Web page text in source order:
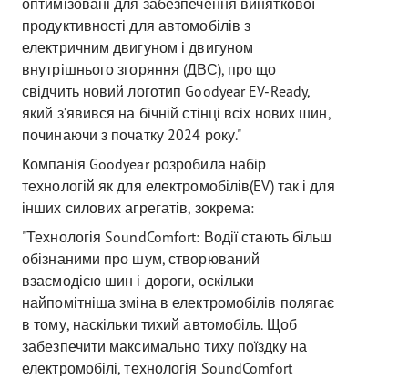
продуктивності для автомобілів з
електричним двигуном і двигуном
внутрішнього згоряння (ДВС), про що
свідчить новий логотип Goodyear EV-Ready,
який з’явився на бічній стінці всіх нових шин,
починаючи з початку 2024 року."
Компанія Goodyear розробила набір
технологій як для електромобілів(EV) так і для
інших силових агрегатів, зокрема:
"Технологія SoundComfort: Водії стають більш
обізнаними про шум, створюваний
взаємодією шин і дороги, оскільки
найпомітніша зміна в електромобілів полягає
в тому, наскільки тихий автомобіль. Щоб
забезпечити максимально тиху поїздку на
електромобілі, технологія SoundComfort